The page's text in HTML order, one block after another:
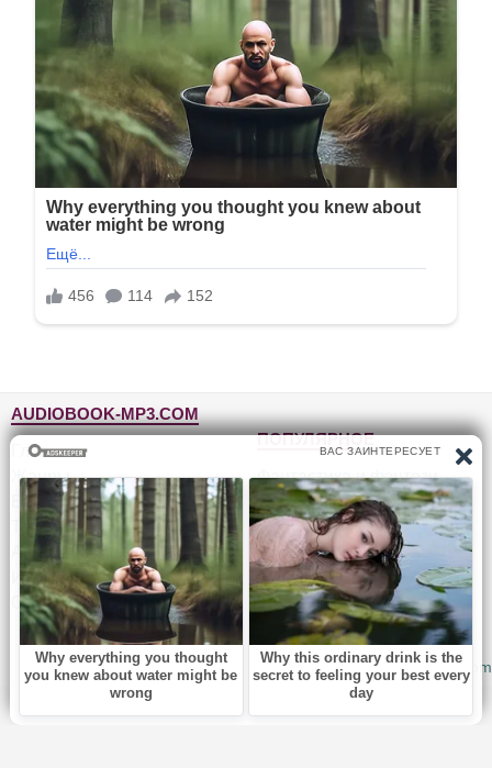
AUDIOBOOK-MP3.COM
Главная
Жанры
Блог
Топ-100
Авторы
Исполнители
Обратная связь
ПОПУЛЯРНОЕ
Фантастика и фэнтези
Детективы, триллеры
Для детей
Роман, проза
Приключения
Юмор, сатира
© 2010-2026Audiobook-mp3.com